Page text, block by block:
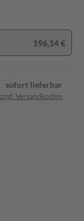
196,14 €
sofort lieferbar
Versandkosten